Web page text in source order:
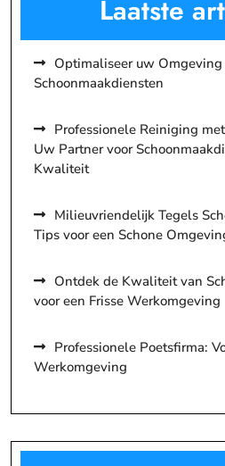
Laatste
Optimaliseer uw
Schoonmaakdiensten
Professionele Reiniging
Uw Partner voor
Kwaliteit
Milieuvriendelijk Tegels
Tips voor een Schone
Ontdek de Kwaliteit van
voor een Frisse Werkomgeving
Professionele Poetsfirma:
Werkomgeving